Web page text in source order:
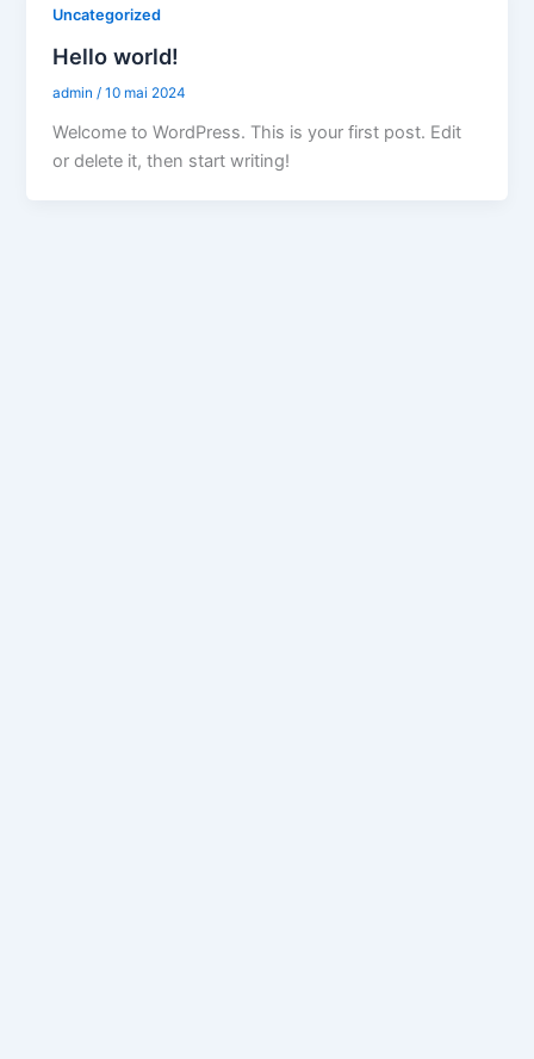
Uncategorized
Hello world!
admin /10 mai 2024
Welcome to WordPress. This is your first post. Edit
or delete it, then start writing!